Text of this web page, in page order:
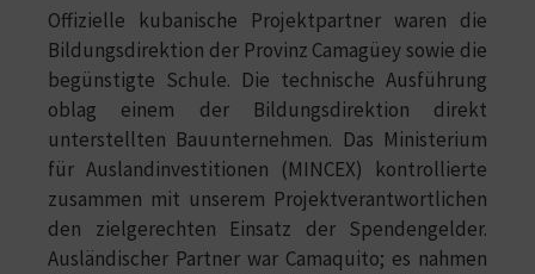
Offizielle kubanische Projektpartner waren die
Bildungsdirektion der Provinz Camagüey sowie die
begünstigte Schule. Die technische Ausführung
oblag einem der Bildungsdirektion direkt
unterstellten Bauunternehmen. Das Ministerium
für Auslandinvestitionen (MINCEX) kontrollierte
zusammen mit unserem Projektverantwortlichen
den zielgerechten Einsatz der Spendengelder.
Ausländischer Partner war Camaquito; es nahmen